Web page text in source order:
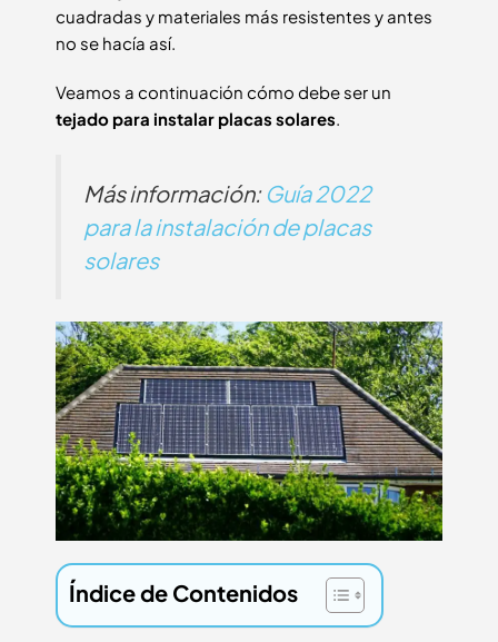
cuadradas y materiales más resistentes y antes
no se hacía así.
Veamos a continuación cómo debe ser un
tejado para instalar placas solares.
Más información: Guía 2022
para la instalación de placas
solares
Índice de Contenidos